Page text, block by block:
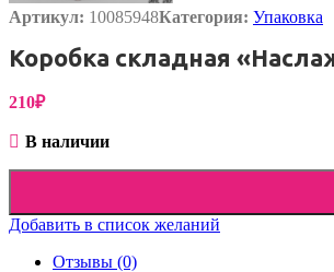
Артикул: 10085948Категория: Упаковка
Коробка складная
210₽
В наличии
Добавить в список желаний
Отзывы (0)